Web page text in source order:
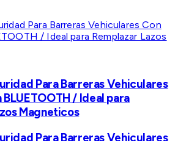
Para Barreras Vehiculares
/ Ideal para
Magneticos
Para Barreras Vehiculares